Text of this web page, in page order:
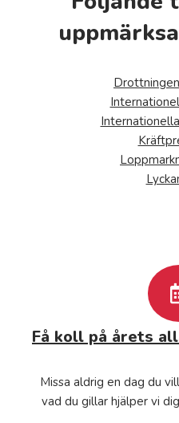
Få koll på årets
Missa aldrig en dag du
vad du gillar hjälper vi